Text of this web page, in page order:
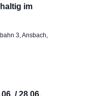
im
3, Ansbach,